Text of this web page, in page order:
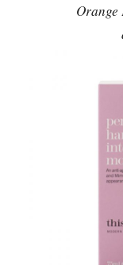
Orange